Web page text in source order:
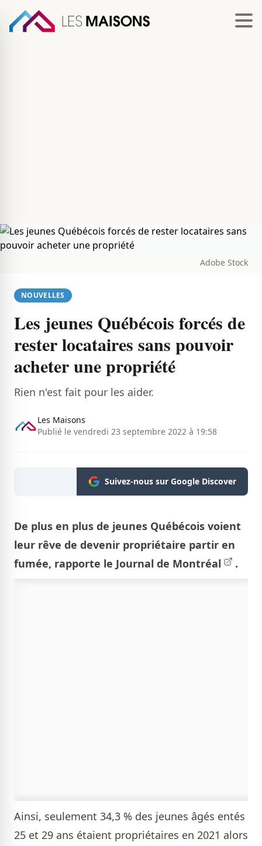
Adobe Stock
NOUVELLES
Les jeunes Québécois forcés de
rester locataires sans pouvoir
acheter une propriété
Rien n'est fait pour les aider.
Les Maisons
Publié le vendredi 23 septembre 2022 à 19:58
Suivez-nous sur Google Discover
De plus en plus de jeunes Québécois voient
leur rêve de devenir propriétaire partir en
fumée, rapporte le Journal de Montréal .
Ainsi, seulement 34,3 % des jeunes âgés entés
25 et 29 ans étaient propriétaires en 2021 alors